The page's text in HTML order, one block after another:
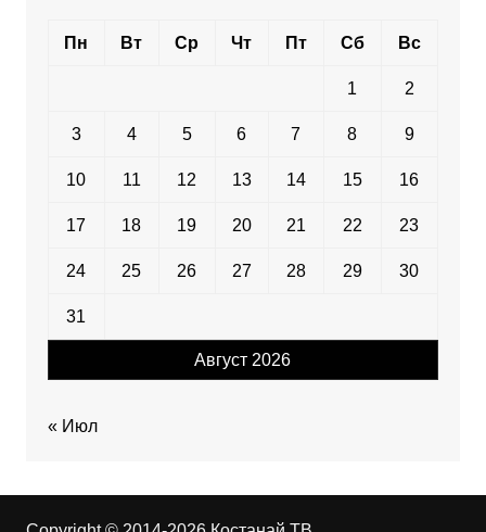
Август 2026
Пн Вт Ср Чт Пт Сб Вс
1 2
3 4 5 6 7 8 9
10 11 12 13 14 15 16
17 18 19 20 21 22 23
24 25 26 27 28 29 30
31
« Июл